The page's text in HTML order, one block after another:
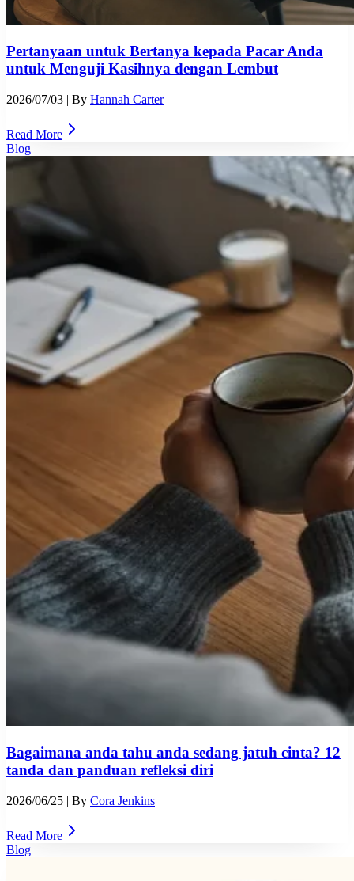
Pertanyaan untuk Bertanya kepada Pacar Anda
untuk Menguji Kasihnya dengan Lembut
2026/07/03 | By Hannah Carter
Read More
Blog
Bagaimana anda tahu anda sedang jatuh cinta? 12
tanda dan panduan refleksi diri
2026/06/25 | By Cora Jenkins
Read More
Blog